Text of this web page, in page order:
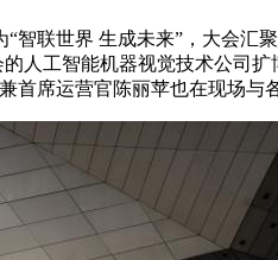
联世界 生成未来”，大会汇
人工智能机器视觉技术公司
席运营官陈丽苹也在现场与